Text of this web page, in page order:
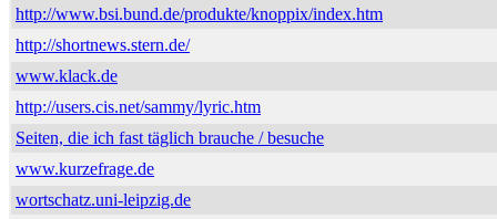
http://www.bsi.bund.de/produkte/knoppix/index.htm
http://shortnews.stern.de/
www.klack.de
http://users.cis.net/sammy/lyric.htm
Seiten, die ich fast täglich brauche / besuche
www.kurzefrage.de
wortschatz.uni-leipzig.de